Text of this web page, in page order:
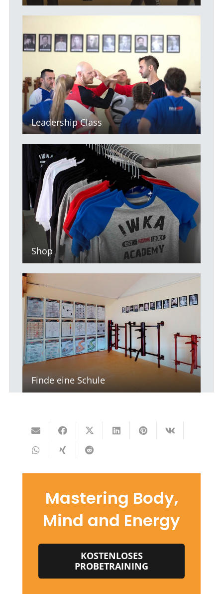
Leadership Class
Shop
Finde eine Schule
Mastering Body,
Mind and Energy
KOSTENLOSES
PROBETRAINING